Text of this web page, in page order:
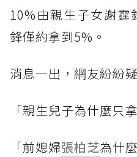
10%由親生子女謝霆
鋒僅約拿到5%。
消息一出，網友紛紛
「親生兒子為什麼只
「前媳婦張柏芝為什